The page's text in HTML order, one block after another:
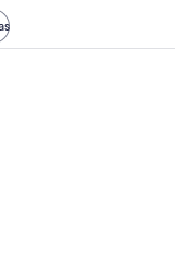
de hotel con una